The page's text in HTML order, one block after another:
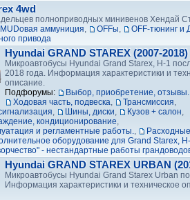
4wd
полноприводных минивенов Хендай
MUDовая аммуниция, OFFы,
OFF-тюнинг и
привода
Hyundai GRAND STAREX (2007-2018)
Микроавтобусы Hyundai Grand Starex, H-1
2018 года. Информация характеристики и
описание.
Подфорумы:
Выбор, приобретение, отзывы.
Ходовая часть, подвеска, Трансмиссия,
, Шины, диски, Кузов + салон,
кондиционирование,
и регламентные работы.,
оборудование для Grand Starex,
- нестандартные работы
Hyundai GRAND STAREX URBAN
Микроавтобусы Hyundai Grand Starex Urban
Информация характеристики и техническое